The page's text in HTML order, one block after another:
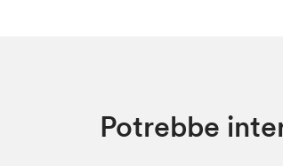
Potrebbe